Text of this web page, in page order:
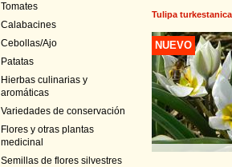
Tomates
Calabacines
Cebollas/Ajo
Patatas
Hierbas culinarias y
aromáticas
Variedades de conservación
Flores y otras plantas
medicinal
Semillas de flores silvestres
Tulipa turkestanica
NUEVO